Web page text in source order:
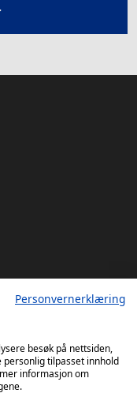
Personvernerklæring
besøk på nettsiden,
tilpasset innhold
informasjon om